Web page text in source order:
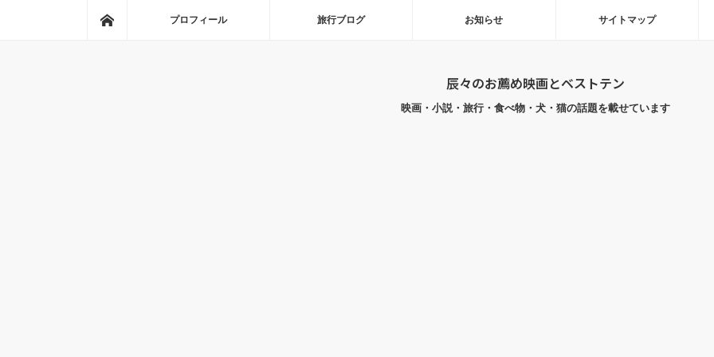
プロフィール 旅行ブログ お知らせ サイトマップ
辰々のお薦め映画とベストテン
映画・小説・旅行・食べ物・犬・猫の話題を載せています